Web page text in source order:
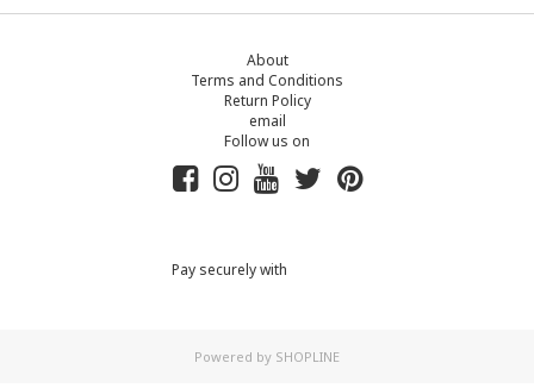
About
Terms and Conditions
Return Policy
email
Follow us on
Pay securely with
Powered by SHOPLINE